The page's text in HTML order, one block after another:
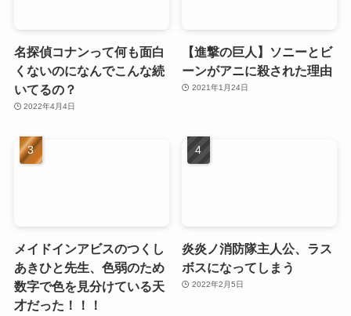
名探偵コナンって何も面白
くないのになんでこんな続
いてるの？
2022年4月4日
【進撃の巨人】ソニーとビ
ーンがアニに殺された理由
2021年1月24日
メイドインアビスのつくし
あきひと先生、色弱のため
数字で色を見分けている天
才だった！！！
炎炎ノ消防隊主人公、ラス
ボスになってしまう
2022年2月5日